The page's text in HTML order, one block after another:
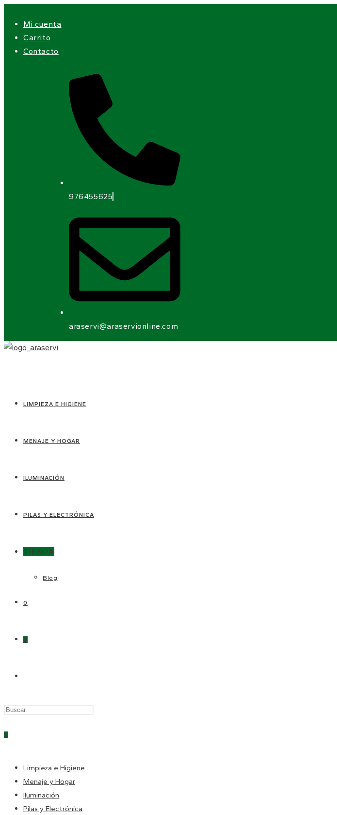
Mi cuenta
Carrito
Contacto
976455625
araservi@araservionline.com
LIMPIEZA E HIGIENE
MENAJE Y HOGAR
ILUMINACIÓN
PILAS Y ELECTRÓNICA
TIENDA
Blog
0
0
0
Limpieza e Higiene
Menaje y Hogar
Iluminación
Pilas y Electrónica